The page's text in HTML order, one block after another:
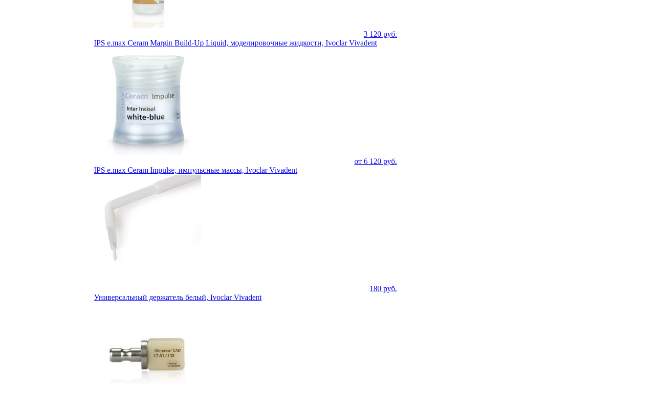
3 120 руб.
IPS e.max Ceram Margin Build-Up Liquid, моделировочные жидкости, Ivoclar Vivadent
от 6 120 руб.
IPS e.max Ceram Impulse, импульсные массы, Ivoclar Vivadent
180 руб.
Универсальный держатель белый, Ivoclar Vivadent